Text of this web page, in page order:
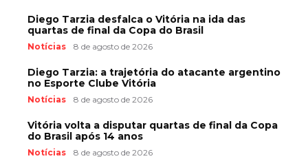
Diego Tarzia desfalca o Vitória na ida das
quartas de final da Copa do Brasil
Notícias 8 de agosto de 2026
Diego Tarzia: a trajetória do atacante argentino
no Esporte Clube Vitória
Notícias 8 de agosto de 2026
Vitória volta a disputar quartas de final da Copa
do Brasil após 14 anos
Notícias 8 de agosto de 2026